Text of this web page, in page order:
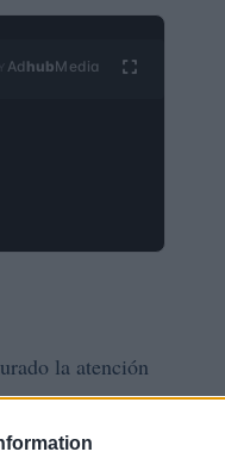
Ad hubMedia
la atención
que ha crecido
las monedas